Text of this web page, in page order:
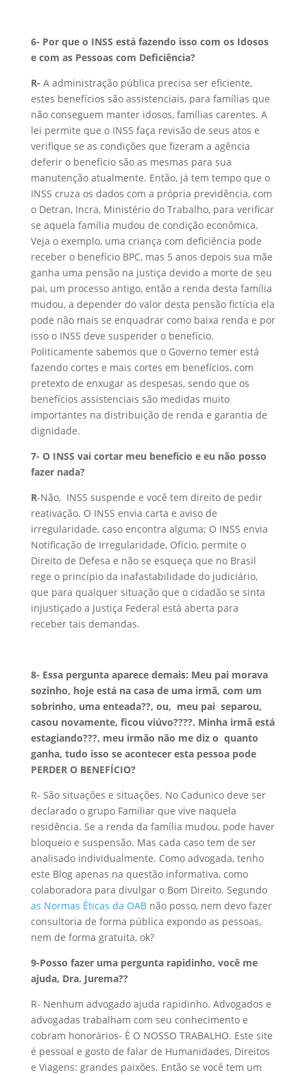
6- Por que o INSS está fazendo isso com os Idosos
e com as Pessoas com Deficiência?
R- A administração pública precisa ser eficiente,
estes benefícios são assistenciais, para famílias que
não conseguem manter idosos, famílias carentes. A
lei permite que o INSS faça revisão de seus atos e
verifique se as condições que fizeram a agência
deferir o benefício são as mesmas para sua
manutenção atualmente. Então, já tem tempo que o
INSS cruza os dados com a própria previdência, com
o Detran, Incra, Ministério do Trabalho, para verificar
se aquela família mudou de condição econômica.
Veja o exemplo, uma criança com deficiência pode
receber o benefício BPC, mas 5 anos depois sua mãe
ganha uma pensão na justiça devido a morte de seu
pai, um processo antigo, então a renda desta família
mudou, a depender do valor desta pensão fictícia ela
pode não mais se enquadrar como baixa renda e por
isso o INSS deve suspender o benefício.
Politicamente sabemos que o Governo temer está
fazendo cortes e mais cortes em benefícios, com
pretexto de enxugar as despesas, sendo que os
benefícios assistenciais são medidas muito
importantes na distribuição de renda e garantia de
dignidade.
7- O INSS vai cortar meu benefício e eu não posso
fazer nada?
R-Não, INSS suspende e você tem direito de pedir
reativação. O INSS envia carta e aviso de
irregularidade, caso encontra alguma; O INSS envia
Notificação de Irregularidade, Ofício, permite o
Direito de Defesa e não se esqueça que no Brasil
rege o princípio da inafastabilidade do judiciário,
que para qualquer situação que o cidadão se sinta
injustiçado a Justiça Federal está aberta para
receber tais demandas.
8- Essa pergunta aparece demais: Meu pai morava
sozinho, hoje está na casa de uma irmã, com um
sobrinho, uma enteada??, ou, meu pai separou,
casou novamente, ficou viúvo????. Minha irmã está
estagiando???, meu irmão não me diz o quanto
ganha, tudo isso se acontecer esta pessoa pode
PERDER O BENEFÍCIO?
R- São situações e situações. No Cadunico deve ser
declarado o grupo Familiar que vive naquela
residência. Se a renda da família mudou, pode haver
bloqueio e suspensão. Mas cada caso tem de ser
analisado individualmente. Como advogada, tenho
este Blog apenas na questão informativa, como
colaboradora para divulgar o Bom Direito. Segundo
as Normas Éticas da OABnão posso, nem devo fazer
consultoria de forma pública expondo as pessoas,
nem de forma gratuita, ok?
9-Posso fazer uma pergunta rapidinho, você me
ajuda, Dra. Jurema??
R- Nenhum advogado ajuda rapidinho. Advogados e
advogadas trabalham com seu conhecimento e
cobram honorários- É O NOSSO TRABALHO. Este site
é pessoal e gosto de falar de Humanidades, Direitos
e Viagens: grandes paixões. Então se você tem um